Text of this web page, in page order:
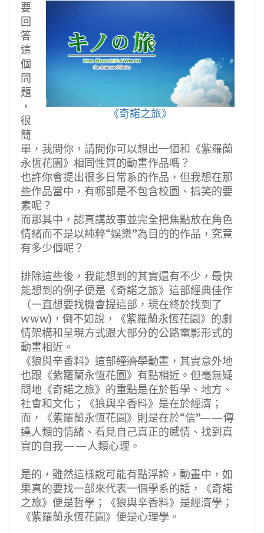
《奇諾之旅》
要
回
答
這
個
問
題
，
很
簡
單，我問你，請問你可以想出一個和《紫羅蘭
永恆花園》相同性質的動畫作品嗎？
也許你會提出很多日常系的作品，但我想在那
些作品當中，有哪部是不包含校園、搞笑的要
素呢？
而那其中，認真講故事並完全把焦點放在角色
情緒而不是以純粹“娛樂”為目的的作品，究竟
有多少個呢？
排除這些後，我能想到的其實還有不少，最快
能想到的例子便是《奇諾之旅》這部經典佳作
（一直想要找機會提這部，現在終於找到了
www)，倒不如說，《紫羅蘭永恆花園》的劇
情架構和呈現方式跟大部分的公路電影形式的
動畫相近。
《狼與辛香料》這部經濟學動畫，其實意外地
也跟《紫羅蘭永恆花園》有點相近。但毫無疑
問地《奇諾之旅》的重點是在於哲學、地方、
社會和文化；《狼與辛香料》是在於經濟；
而，《紫羅蘭永恆花園》則是在於“信”——傳
達人類的情緒、看見自己真正的感情、找到真
實的自我——人類心理。
是的，雖然這樣說可能有點浮誇，動畫中，如
果真的要找一部來代表一個學系的話，《奇諾
之旅》便是哲學；《狼與辛香料》是經濟學；
《紫羅蘭永恆花園》便是心理學。